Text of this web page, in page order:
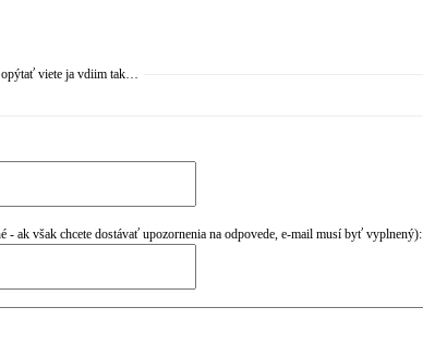
opýtať viete ja vdiim tak…
- ak však chcete dostávať upozornenia na odpovede, e-mail musí byť vyplnený):